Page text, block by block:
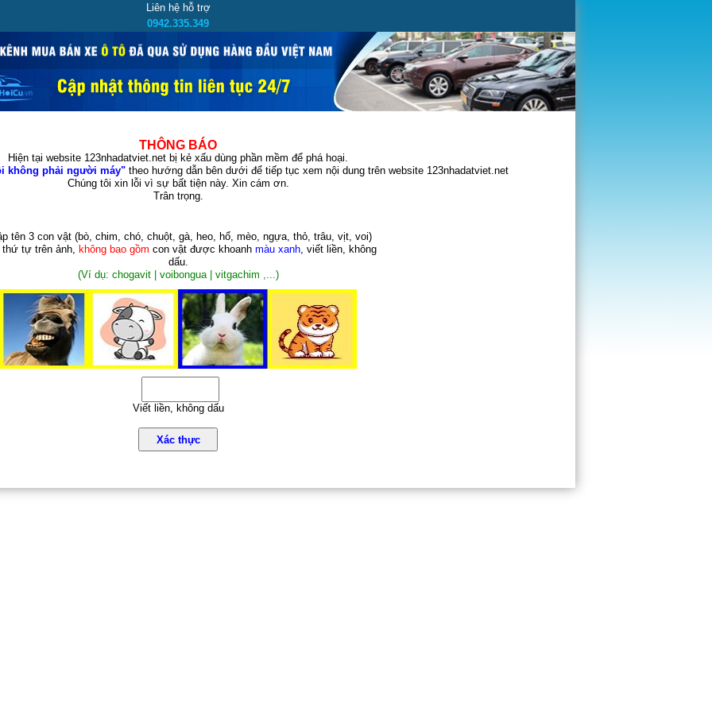
Liên hệ hỗ trợ
0942.335.349
THÔNG BÁO
Hiện tại website 123nhadatviet.net bị kẻ xấu dùng phần mềm để phá hoại.
không phải người máy"theo hướng dẫn bên dưới để tiếp tục xem nội dung trên website 123nhadatviet.net
Chúng tôi xin lỗi vì sự bất tiện này. Xin cám ơn.
Trân trọng.
tên 3 con vật (bò, chim, chó, chuột, gà, heo, hổ, mèo, ngựa, thỏ, trâu, vịt, voi)
thứ tự trên ảnh, không bao gồm con vật được khoanh màu xanh, viết liền, không
dấu.
(Ví dụ: chogavit | voibongua | vitgachim ,...)
Viết liền, không dấu
Xác thực